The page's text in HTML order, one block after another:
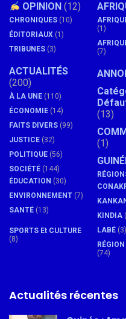
OPINION (12)
CHRONIQUES (10)
ÉDITORIAUX (1)
TRIBUNES (3)
ACTUALITÉS
(200)
À LA UNE (110)
ÉCONOMIE (14)
FAITS DIVERS (99)
JUSTICE (32)
POLITIQUE (56)
SOCIÉTÉ (144)
ÉDUCATION (30)
ENVIRONNEMENT (7)
SANTÉ (13)
SPORTS Et CULTURE
(8)
(1)
(7)
(13)
(1)
KINDIA
LABÉ (3)
(74)
Actualités récentes